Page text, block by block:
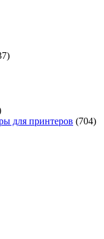
для принтеров (704)